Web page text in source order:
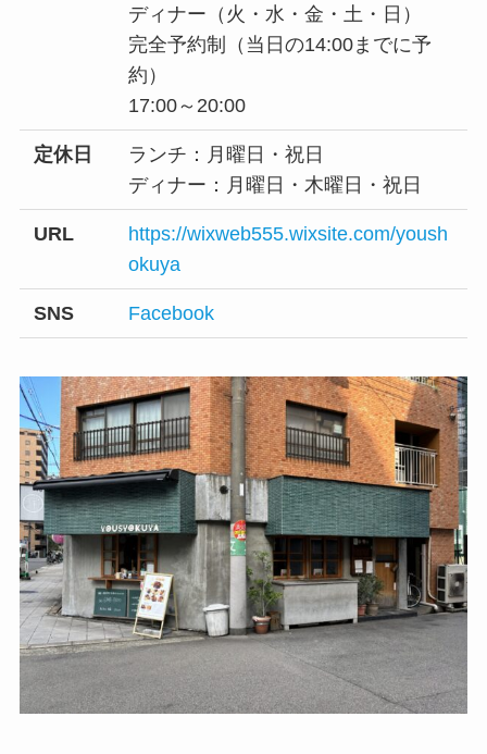
ディナー（火・水・金・土・日）
完全予約制（当日の14:00までに予
約）
17:00～20:00
定休日
ランチ：月曜日・祝日
ディナー：月曜日・木曜日・祝日
URL
https://wixweb555.wixsite.com/yoush
okuya
SNS Facebook